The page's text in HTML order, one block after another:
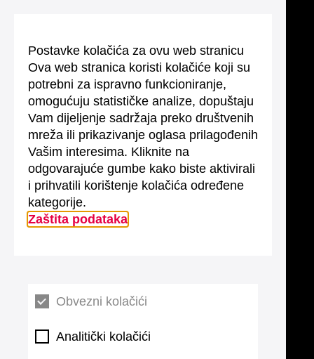
Postavke kolačića za ovu web stranicu
Ova web stranica koristi kolačiće koji su
potrebni za ispravno funkcioniranje,
omogućuju statističke analize, dopuštaju
Vam dijeljenje sadržaja preko društvenih
mreža ili prikazivanje oglasa prilagođenih
Vašim interesima. Kliknite na
odgovarajuće gumbe kako biste aktivirali
i prihvatili korištenje kolačića određene
kategorije.
Zaštita podataka
Obvezni kolačići
Analitički kolačići